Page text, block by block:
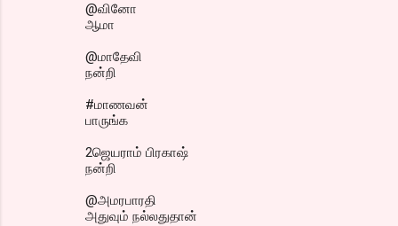
@வினோ
ஆமா
@மாதேவி
நன்றி
#மாணவன்
பாருங்க
2ஜெயராம் பிரகாஷ்
நன்றி
@அமரபாரதி
அதுவும் நல்லதுதான்